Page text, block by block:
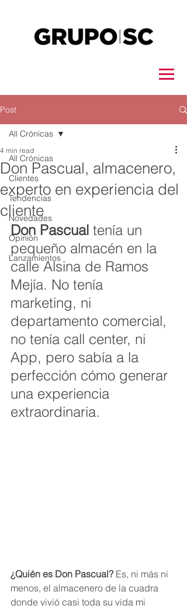
Post
All Crónicas
Clientes
Tendencias
Novedades
Opinión
Lanzamientos
All Crónicas
Don Pascual, almacenero,
experto en experiencia del
cliente
4 min read
Don Pascual tenía un
pequeño almacén en la
calle Alsina de Ramos
Mejía. No tenía
marketing, ni
departamento comercial,
no tenía call center, ni
App, pero sabía a la
perfección cómo generar
una experiencia
extraordinaria.
¿Quién es Don Pascual? Es, ni más ni
menos, el almacenero de la cuadra
donde vivió casi toda su vida mi